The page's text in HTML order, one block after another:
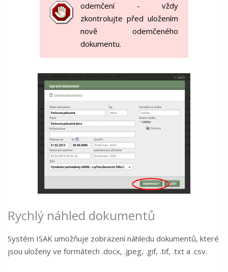
odemčení - vždy
zkontrolujte před uložením
nově odemčeného
dokumentu.
Rychlý náhled dokumentů
Systém ISAK umožňuje zobrazení náhledu dokumentů, které
jsou uloženy ve formátech .docx, .jpeg, .gif, .tif, .txt a .csv.